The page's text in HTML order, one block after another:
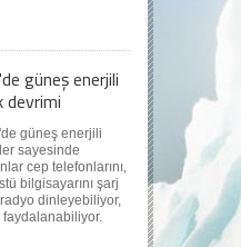
güneş enerjili
devrimi
güneş enerjili
sayesinde
cep telefonlarını,
bilgisayarını şarj
dinleyebiliyor,